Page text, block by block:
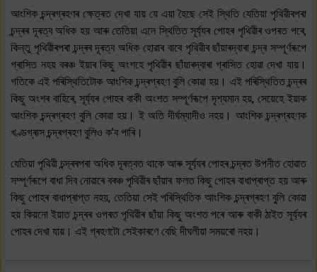
আংশিক চন্দ্ৰগ্ৰহণৰ ক্ষেত্ৰত দেখা যায় যে এয়া হৈছে সেই স্থিতি যেতিয়া পৃথিৱীৰপৰা
চন্দ্ৰৰ দূৰত্ব অধিক হয় আৰু তেতিয়া এনে স্থিতিত সূৰ্য্যৰ পোহৰ পৃথিৱীৰ ওপৰত পৰে,
কিন্তু পৃথিৱীৰপৰা চন্দ্ৰৰ দূৰত্ব অধিক হোৱাৰ বাবে পৃথিৱীৰ ছাঁয়াৰদ্বাৰা চন্দ্ৰ সম্পূৰ্ণৰূপে
গ্ৰাসিত নহয় বৰঞ্চ ইয়াৰ কিছু অংশহে পৃথিৱীৰ ছাঁয়াৰদ্বাৰা গ্ৰাসিত হোৱা দেখা যায়।
গতিকে এই পৰিস্থিতিটোক আংশিক চন্দ্ৰগ্ৰহণ বুলি কোৱা হয়। এই পৰিস্থিতিত চন্দ্ৰৰ
কিছু অংশৰ বাহিৰে, সূৰ্য্যৰ পোহৰ বাকী অংশত সম্পূৰ্ণৰূপে দৃশ্যমান হয়, সেয়েহে ইয়াক
আংশিক চন্দ্ৰগ্ৰহণ বুলি কোৱা হয়। ই অতি দীৰ্ঘম্যাদীও নহয়। আংশিক চন্দ্ৰগ্ৰহণক
খণ্ডগ্ৰাস চন্দ্ৰগ্ৰহণ বুলিও ক'ব পাৰি।
যেতিয়া পৃথিৱী চন্দ্ৰৰপৰা অধিক দূৰত্বত থাকে আৰু সূৰ্য্যৰ পোহৰ চন্দ্ৰত উপনীত হোৱাত
সম্পূৰ্ণৰূপে বাধা দিব নোৱাৰে বৰঞ্চ পৃথিৱীৰ ছাঁয়াৰ ফলত কিছু পোহৰ বাধাপ্ৰাপ্ত হয় আৰু
কিছু পোহৰ বাধাপ্ৰাপ্ত নহয়, তেতিয়া সেই পৰিস্থিতিক আংশিক চন্দ্ৰগ্ৰহণ বুলি কোৱা
হয় কিয়নো ইয়াত চন্দ্ৰৰ ওপৰত পৃথিৱীৰ ছাঁয়া কিছু অংশত পৰে আৰু বাকী ঠাইত সূৰ্য্যৰ
পোহৰ দেখা যায়। এই গ্ৰহণটো সেইকাৰণে বেছি দীঘলীয়া সময়ৰো নহয়।